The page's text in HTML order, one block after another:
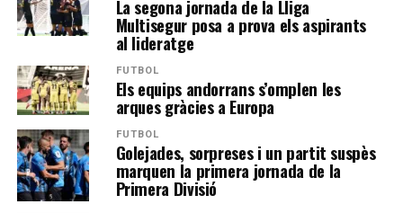
La segona jornada de la Lliga
Multisegur posa a prova els aspirants
al lideratge
FUTBOL
Els equips andorrans s’omplen les
arques gràcies a Europa
FUTBOL
Golejades, sorpreses i un partit suspès
marquen la primera jornada de la
Primera Divisió